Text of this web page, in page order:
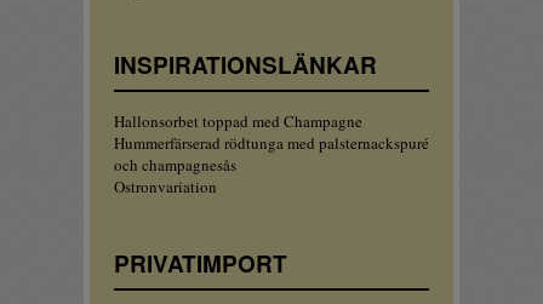
INSPIRATIONSLÄNKAR
Hallonsorbet toppad med Champagne
Hummerfärserad rödtunga med palsternackspuré
och champagnesås
Ostronvariation
PRIVATIMPORT